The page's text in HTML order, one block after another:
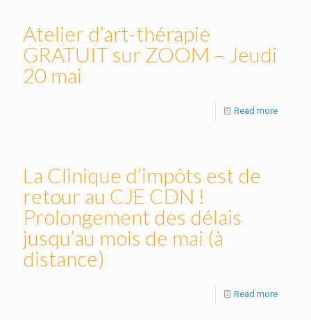
Atelier d’art-thérapie
GRATUIT sur ZOOM – Jeudi
20 mai
Read more
La Clinique d’impôts est de
retour au CJE CDN !
Prolongement des délais
jusqu’au mois de mai (à
distance)
Read more